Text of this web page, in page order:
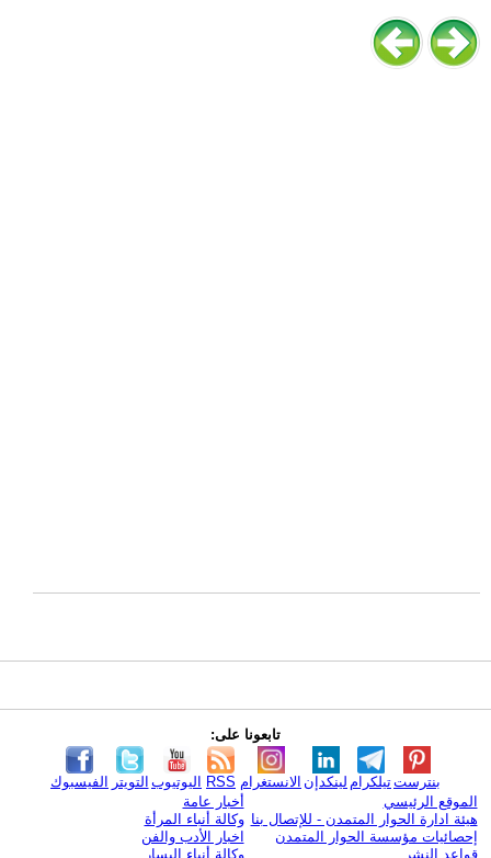
تابعونا على:
الفيسبوك التويتر اليوتيوب RSS الانستغرام لينكدإن تيلكرامبنترست
الموقع الرئيسي
هيئة ادارة الحوار المتمدن - للإتصال بنا
إحصائيات مؤسسة الحوار المتمدن
قواعد النشر
أخبار عامة
وكالة أنباء المرأة
اخبار الأدب والفن
وكالة أنباء اليسار